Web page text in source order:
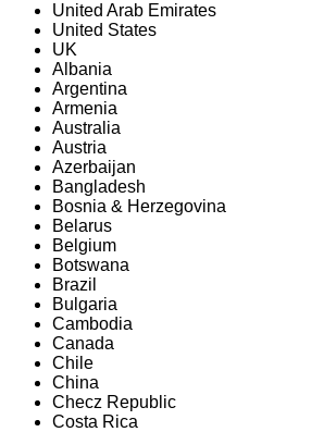
United Arab Emirates
United States
UK
Albania
Argentina
Armenia
Australia
Austria
Azerbaijan
Bangladesh
Bosnia & Herzegovina
Belarus
Belgium
Botswana
Brazil
Bulgaria
Cambodia
Canada
Chile
China
Checz Republic
Costa Rica